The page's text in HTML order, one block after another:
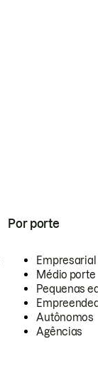
Por porte
Empresarial
Médio porte
Pequenas
Autônomos
Agências